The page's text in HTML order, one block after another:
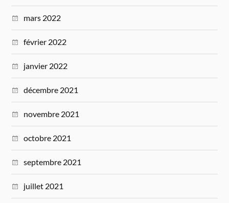
mars 2022
février 2022
janvier 2022
décembre 2021
novembre 2021
octobre 2021
septembre 2021
juillet 2021